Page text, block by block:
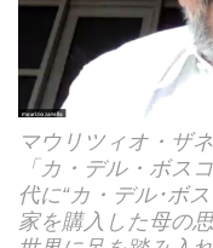
マウリツィオ・ザ
「カ・デル・ボス
代に“カ・デル･ボ
家を購入した母の